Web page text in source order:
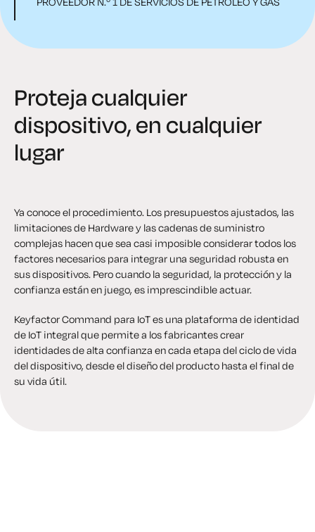
Proteja cualquier
dispositivo,en cualquier
lugar
Ya conoce el procedimiento. Los presupuestos ajustados, las
limitaciones de Hardware y las cadenas de suministro
complejas hacen que sea casi imposible considerar todos los
factores necesarios para integrar una seguridad robusta en
sus dispositivos. Pero cuando la seguridad, la protección y la
confianza están en juego, es imprescindible actuar.
Keyfactor Command para IoT es una plataforma de identidad
de IoT integral que permite a los fabricantes crear
identidades de alta confianza en cada etapa del ciclo de vida
del dispositivo, desde el diseño del producto hasta el final de
su vida útil.